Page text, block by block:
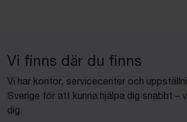
Vi finns där du finns
Vi har kontor, servicecenter och
Sverige för att kunna hjälpa dig snabbt –
dig.